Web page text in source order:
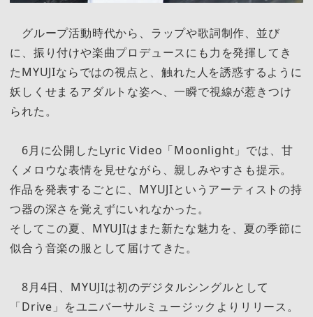
グループ活動時代から、ラップや歌詞制作、並び
に、振り付けや楽曲プロデュースにも力を発揮してき
たMYUJIならではの視点と、触れた人を誘惑するように
妖しくせまるアダルトな姿へ、一瞬で視線が惹きつけ
られた。
6月に公開したLyric Video「Moonlight」では、甘
くメロウな表情を見せながら、親しみやすさも提示。
作品を発表するごとに、MYUJIというアーティストの持
つ器の深さを覚えずにいれなかった。
そしてこの夏、MYUJIはまた新たな魅力を、夏の季節に
似合う音楽の服として届けてきた。
8月4日、MYUJIは初のデジタルシングルとして
「Drive」をユニバーサルミュージックよりリリース。